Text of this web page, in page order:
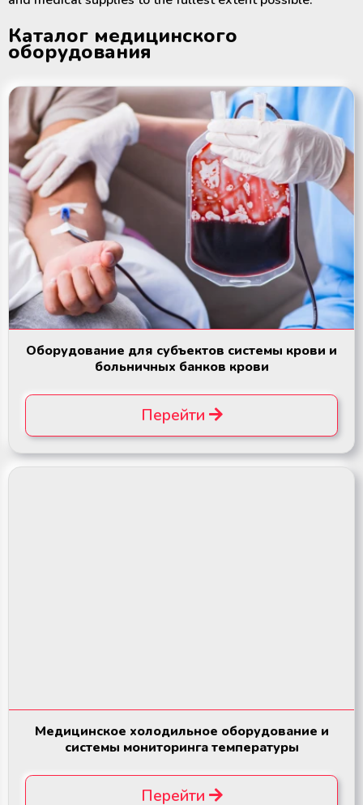
Каталог медицинского
оборудования
Оборудование для субъектов системы крови и
больничных банков крови
Перейти
Медицинское холодильное оборудование и
системы мониторинга температуры
Перейти